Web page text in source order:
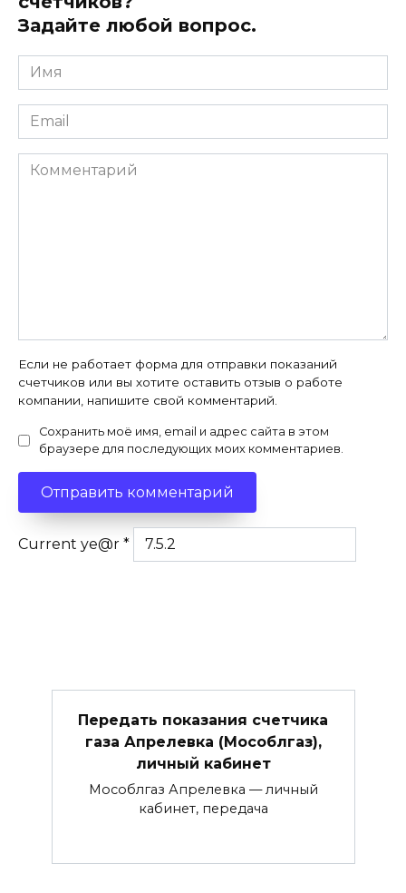
Задайте любой вопрос.
Имя
*
Email
*
Комментарий
Если не работает форма для отправки показаний
счетчиков или вы хотите оставить отзыв о работе
компании, напишите свой комментарий.
Сохранить моё имя, email и адрес сайта в этом
браузере для последующих моих комментариев.
Current ye@r *
Передать показания счетчика
газа Апрелевка (Мособлгаз),
личный кабинет
Мособлгаз Апрелевка — личный
кабинет, передача